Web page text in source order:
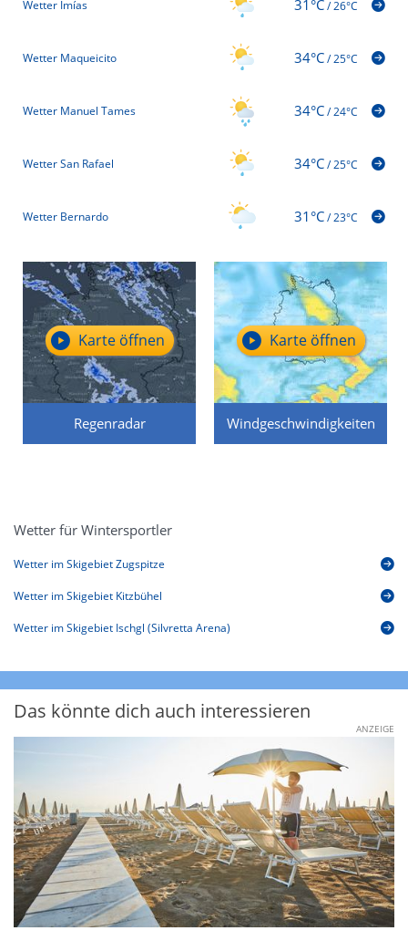
Wetter Imías 31°C/26°C
Wetter Maqueicito 34°C/25°C
Wetter Manuel Tames 34°C/24°C
Wetter San Rafael 34°C/25°C
Wetter Bernardo 31°C/23°C
Regenradar
Karte öffnen
Windgeschwindigkeiten
Karte öffnen
Wetter für Wintersportler
Wetter im Skigebiet Zugspitze
Wetter im Skigebiet Kitzbühel
Wetter im Skigebiet Ischgl (Silvretta Arena)
Das könnte dich auch interessieren
ANZEIGE